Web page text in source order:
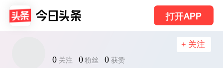
打开APP
0 关注 0 粉丝 0 获赞
+ 关注